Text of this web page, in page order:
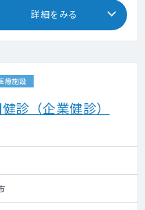
詳細をみる
療施設
診（企業健診）